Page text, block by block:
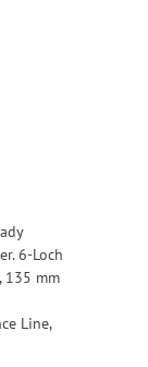
6-Loch
135 mm
Line,